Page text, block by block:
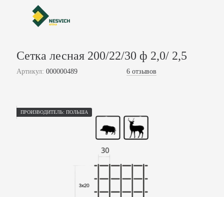
Сетка лесная 200/22/30 ф 2,0/ 2,5
Артикул: 000000489 6 отзывов
ПРОИЗВОДИТЕЛЬ: ПОЛЬША